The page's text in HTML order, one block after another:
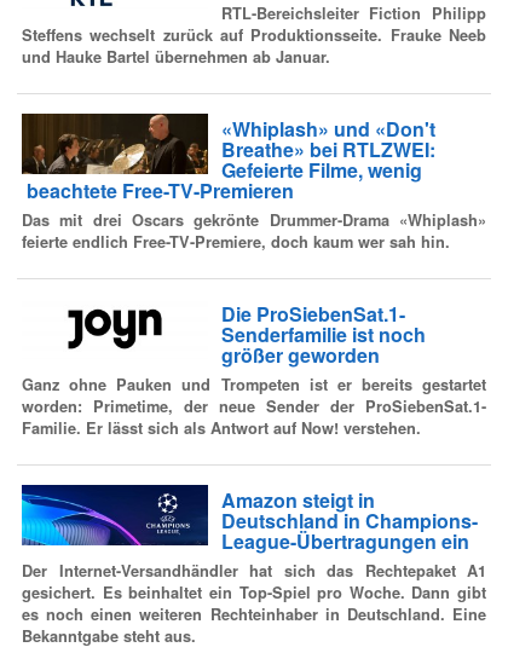
RTL-Bereichsleiter Fiction Philipp
Steffens wechselt zurück auf Produktionsseite. Frauke Neeb
und Hauke Bartel übernehmen ab Januar.
«Whiplash» und «Don't
Breathe» bei RTLZWEI:
Gefeierte Filme, wenig
beachtete Free-TV-Premieren
Das mit drei Oscars gekrönte Drummer-Drama «Whiplash»
feierte endlich Free-TV-Premiere, doch kaum wer sah hin.
Die ProSiebenSat.1-
Senderfamilie ist noch
größer geworden
Ganz ohne Pauken und Trompeten ist er bereits gestartet
worden: Primetime, der neue Sender der ProSiebenSat.1-
Familie. Er lässt sich als Antwort auf Now! verstehen.
Amazon steigt in
Deutschland in Champions-
League-Übertragungen ein
Der Internet-Versandhändler hat sich das Rechtepaket A1
gesichert. Es beinhaltet ein Top-Spiel pro Woche. Dann gibt
es noch einen weiteren Rechteinhaber in Deutschland. Eine
Bekanntgabe steht aus.